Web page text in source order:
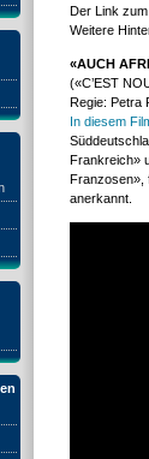
Der Link
Weitere
«AUCH
(«C’EST
Regie: Petra
In diesem
Frankreich»
Franzosen»,
anerkannt.